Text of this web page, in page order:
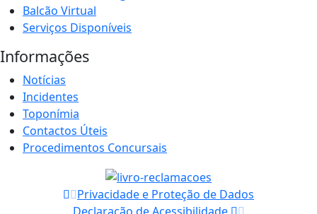
Balcão Virtual
Serviços Disponíveis
Informações
Notícias
Incidentes
Toponímia
Contactos Úteis
Procedimentos Concursais
Privacidade e Proteção de Dados